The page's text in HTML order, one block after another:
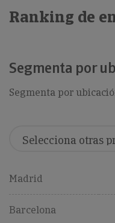
Ranking de
Segmenta por
Segmenta por
Madrid
Barcelona